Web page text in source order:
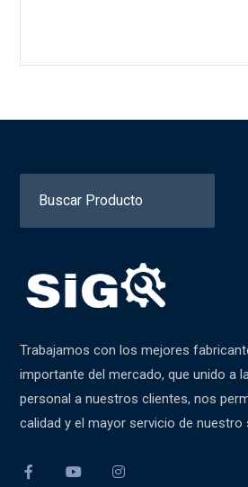
for:
Trabajamos con los mejores
importante del mercado, que unido a
personal a nuestros clientes, nos
calidad y el mayor servicio de nuestro